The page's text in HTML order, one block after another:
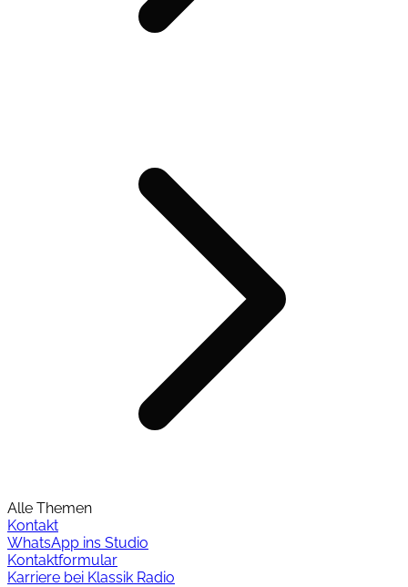
Alle Themen
Kontakt
WhatsApp ins Studio
Kontaktformular
Karriere bei Klassik Radio